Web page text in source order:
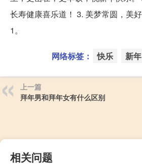
长寿健康喜乐道！ 3. 美梦常圆，美
1。
网络标签： 快乐 新年
上一篇
拜年男和拜年女有什么区别
相关问题